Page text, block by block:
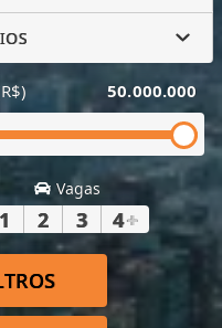
50.000.000
Vagas
1 2 3 4+